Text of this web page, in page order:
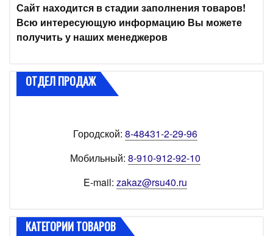
Сайт находится в стадии заполнения товаров!
Всю интересующую информацию Вы можете
получить у наших менеджеров
ОТДЕЛ ПРОДАЖ
Городской: 8-48431-2-29-96
Мобильный: 8-910-912-92-10
E-mail: zakaz@rsu40.ru
КАТЕГОРИИ ТОВАРОВ